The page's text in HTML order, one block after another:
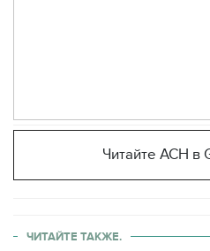
Читайте АСН в
ЧИТАЙТЕ ТАКЖЕ.